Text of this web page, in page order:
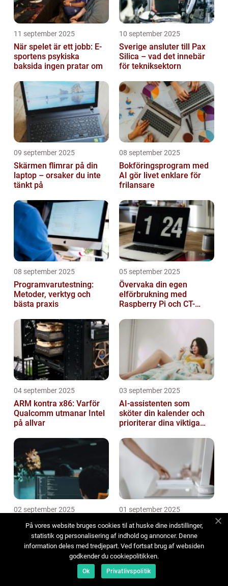
11 september 2025
När spelet är ett jobb: E-
sportens psykiska
baksida ingen pratar om
10 september 2025
Sverige ansluter till Pax
Silica – vad det innebär
för tekniksektorn
09 september 2025
Skärmen flimrar på din
laptop – orsaker du inte
tänkt på
08 september 2025
Bokföringsprogram med
AI gör livet enklare för
frilansare
08 september 2025
Programvarutestning:
Metoder, verktyg och
bästa praxis
05 september 2025
Övervaka din egen
elförbrukning med
Raspberry Pi och CT-
04 september 2025
ARM kontra x86: Varför
Qualcomm utmanar Intel
på allvar
03 september 2025
AI-assistenten som
sköter din kalender och
prioriterar dina viktiga
02 september 2025
Teknikskuld: Den osynliga
bromsen som håller
Sverige tillbaka
01 september 2025
Kvantum-sensorer i
hemmet – nästa
generation av smarta
enheter
På vores website bruges cookies til at huske dine indstillinger,
statistik og personalisering af indhold og annoncer. Denne
information deles med tredjepart. Ved fortsat brug af websiden
godkender du cookiepolitikken.
Ok Privatlivspolitik